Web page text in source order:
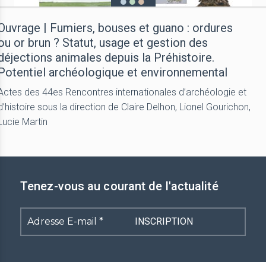
| Fumiers, bouses et guano : ordures
or brun ? Statut, usage et gestion des
animales depuis la Préhistoire.
archéologique et environnemental
des 44es Rencontres internationales d’archéologie et
sous la direction de Claire Delhon, Lionel Gourichon,
Martin
Tenez-vous au courant de l'actualité
Adresse
E-